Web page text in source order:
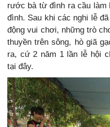
rước bà từ đình ra cầu làm
đình. Sau khi các nghi lễ
động vui chơi, những trò
thuyền trên sông, hò giã
ra, cứ 2 năm 1 lần lễ hội
tại đây.